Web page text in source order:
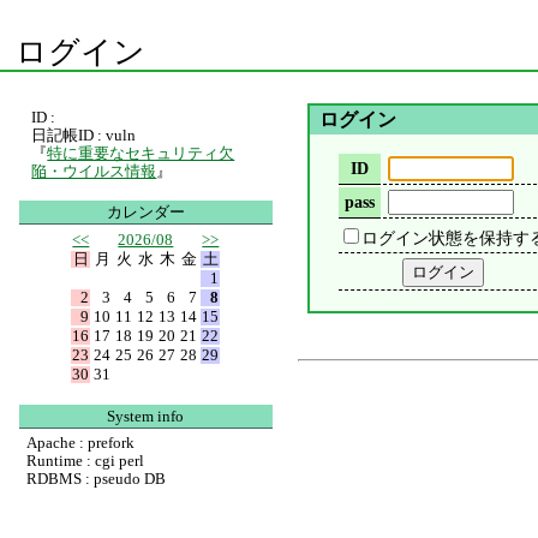
ログイン
ログイン
ID
pass
ログイン状態を保持す
ID :
日記帳ID : vuln
『特に重要なセキュリティ欠
陥・ウイルス情報 』
カレンダー
<<
2026/08
>>
日
月 火 水 木 金 土
1
2
3 4 5 6 7
8
9 10 11 12 13 14 15
16 17 18 19 20 21 22
23 24 25 26 27 28 29
30 31
System info
Apache : prefork
Runtime : cgi perl
RDBMS : pseudo DB